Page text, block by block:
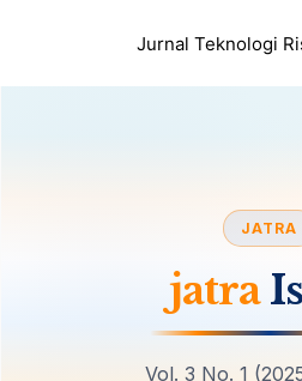
Jurnal Teknologi
JATRA
jatra
Vol. 3 No. 1